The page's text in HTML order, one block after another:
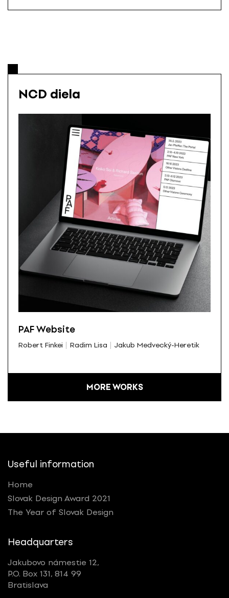
NCD diela
PAF Website
Robert Finkei Radim Lisa Jakub Medvecký-Heretik
MORE WORKS
Useful information
Home
Slovak Design Award 2021
The Year of Slovak Design
Headquarters
Jakubovo námestie 12,
P.O. Box 131, 814 99
Bratislava